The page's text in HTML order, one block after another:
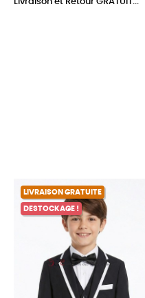
LIVRAISON GRATUITE
DESTOCKAGE !